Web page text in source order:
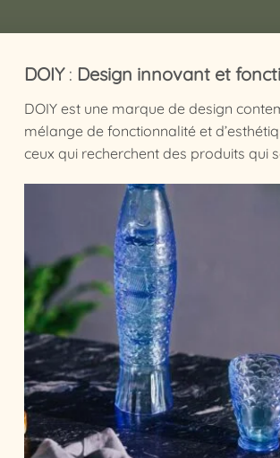
DOIY: Design innovant et
DOIY est une marque de design
mélange de fonctionnalité et
ceux qui recherchent des produits qui